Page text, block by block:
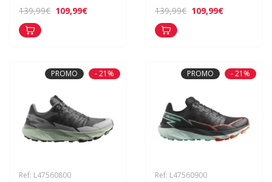
139,99€ 109,99€
139,99€ 109,99€
PROMO - 21%
Ref: L47560800
PROMO - 21%
Ref: L47560900